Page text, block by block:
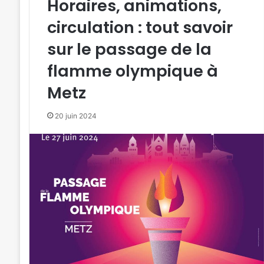
Horaires, animations,
circulation : tout savoir
sur le passage de la
flamme olympique à
Metz
20 juin 2024